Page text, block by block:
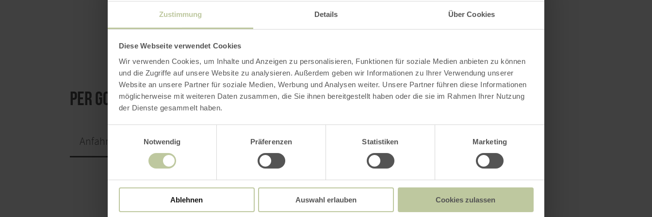
Zustimmung Details Über Cookies
Diese Webseite verwendet Cookies
Wir verwenden Cookies, um Inhalte und Anzeigen zu personalisieren, Funktionen für soziale Medien anbieten zu können
und die Zugriffe auf unsere Website zu analysieren. Außerdem geben wir Informationen zu Ihrer Verwendung unserer
Website an unsere Partner für soziale Medien, Werbung und Analysen weiter. Unsere Partner führen diese Informationen
möglicherweise mit weiteren Daten zusammen, die Sie ihnen bereitgestellt haben oder die sie im Rahmen Ihrer Nutzung
der Dienste gesammelt haben.
Notwendig
Präferenzen Statistiken Marketing
Ablehnen Auswahl erlauben Cookies zulassen
PLANEN SIE IHRE ANREISE
per Google Maps
Anfahrt von: